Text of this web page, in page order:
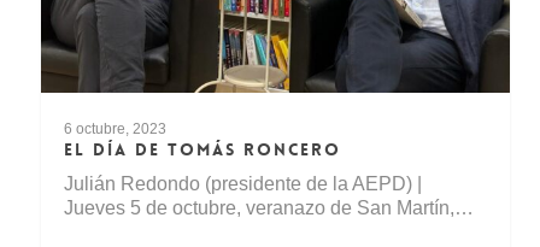
6 octubre, 2023
EL DÍA DE TOMÁS RONCERO
Julián Redondo (presidente de la AEPD) |
Jueves 5 de octubre, veranazo de San Martín,…